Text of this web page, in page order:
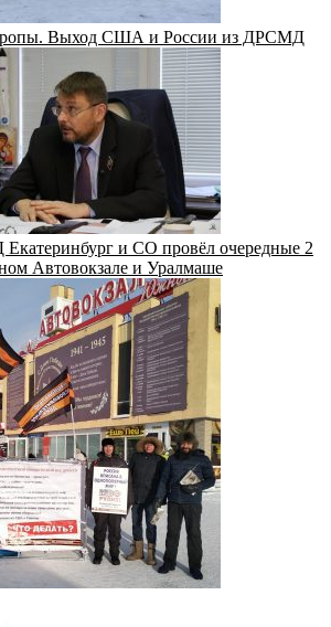
Выход США и России из ДРСМД
и СО провёл очередные 2
Автовокзале и Уралмаше